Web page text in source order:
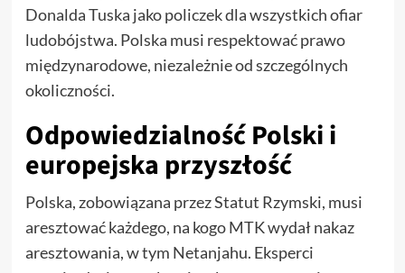
Donalda Tuska jako policzek dla wszystkich ofiar
ludobójstwa. Polska musi respektować prawo
międzynarodowe, niezależnie od szczególnych
okoliczności.
Odpowiedzialność Polski i
europejska przyszłość
Polska, zobowiązana przez Statut Rzymski, musi
aresztować każdego, na kogo MTK wydał nakaz
aresztowania, w tym Netanjahu. Eksperci